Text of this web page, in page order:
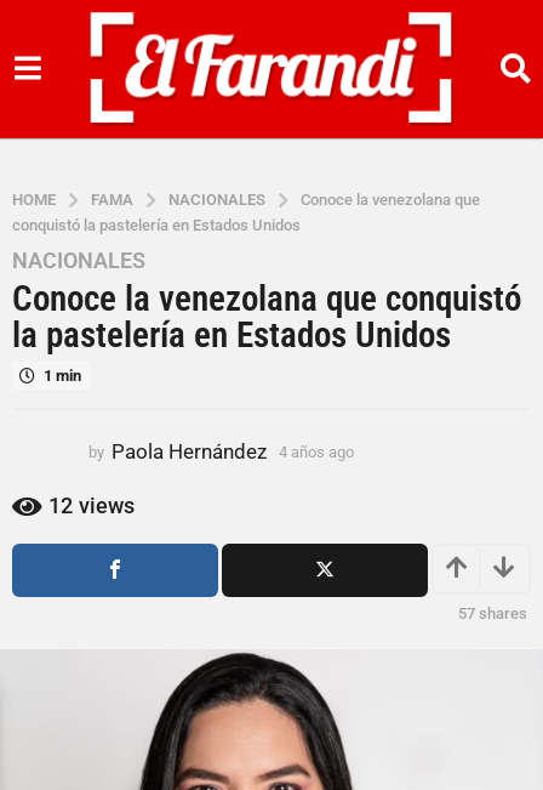
HOME FAMA NACIONALES
Conoce la venezolana que
conquistó la pastelería en Estados Unidos
4
a
ñ
o
s
4
ñ
NACIONALES
Conoce la venezolana que conquistó
la pastelería en Estados Unidos
1 min
by Paola Hernández 4 años ago
s
12 views
57 shares